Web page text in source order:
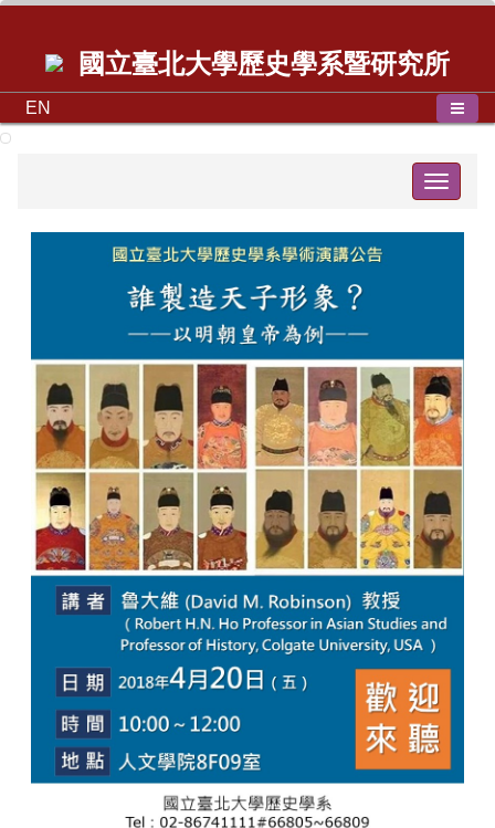
國立臺北大學歷史學系暨研究所
EN
Toggle